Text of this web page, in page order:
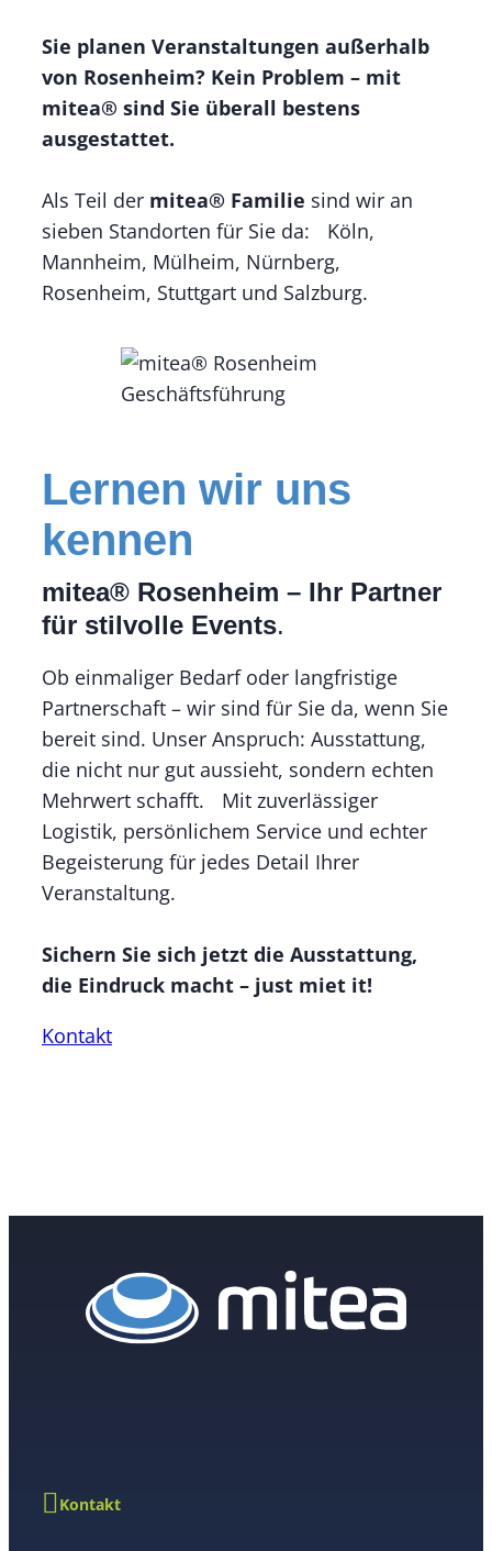
Sie planen Veranstaltungen außerhalb
von Rosenheim? Kein Problem – mit
mitea® sind Sie überall bestens
ausgestattet.
Als Teil der mitea® Familie sind wir an
sieben Standorten für Sie da: Köln,
Mannheim, Mülheim, Nürnberg,
Rosenheim, Stuttgart und Salzburg.
Lernen wir uns
kennen
mitea® Rosenheim – Ihr Partner
für stilvolle Events.
Ob einmaliger Bedarf oder langfristige
Partnerschaft – wir sind für Sie da, wenn Sie
bereit sind. Unser Anspruch: Ausstattung,
die nicht nur gut aussieht, sondern echten
Mehrwert schafft. Mit zuverlässiger
Logistik, persönlichem Service und echter
Begeisterung für jedes Detail Ihrer
Veranstaltung.
Sichern Sie sich jetzt die Ausstattung,
die Eindruck macht – just miet it!
Kontakt
Kontakt